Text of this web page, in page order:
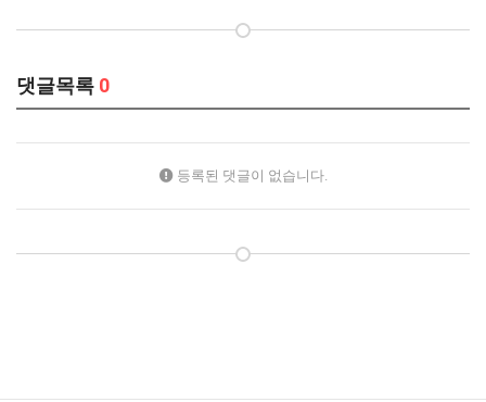
댓글목록 0
등록된 댓글이 없습니다.